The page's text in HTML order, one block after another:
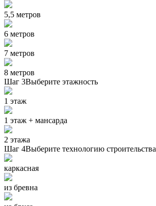
5,5 метров
6 метров
7 метров
8 метров
Шаг 3Выберите этажность
1 этаж
1 этаж + мансарда
2 этажа
Шаг 4Выберите технологию строительства
каркасная
из бревна